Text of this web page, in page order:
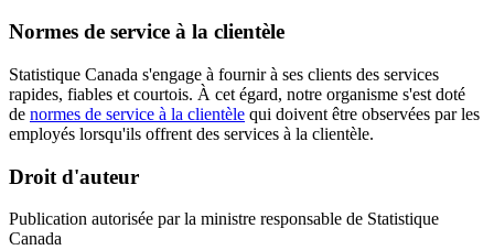
Normes de service à la clientèle
Statistique Canada s'engage à fournir à ses clients des services
rapides, fiables et courtois. À cet égard, notre organisme s'est doté
de normes de service à la clientèle qui doivent être observées par les
employés lorsqu'ils offrent des services à la clientèle.
Droit d'auteur
Publication autorisée par la ministre responsable de Statistique
Canada